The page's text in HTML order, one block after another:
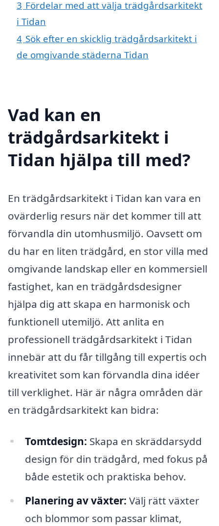
3 Fördelar med att välja trädgårdsarkitekt
i Tidan
4 Sök efter en skicklig trädgårdsarkitekt i
de omgivande städerna Tidan
Vad kan en
trädgårdsarkitekt i
Tidan hjälpa till med?
En trädgårdsarkitekt i Tidan kan vara en
ovärderlig resurs när det kommer till att
förvandla din utomhusmiljö. Oavsett om
du har en liten trädgård, en stor villa med
omgivande landskap eller en kommersiell
fastighet, kan en trädgårdsdesigner
hjälpa dig att skapa en harmonisk och
funktionell utemiljö. Att anlita en
professionell trädgårdsarkitekt i Tidan
innebär att du får tillgång till expertis och
kreativitet som kan förvandla dina idéer
till verklighet. Här är några områden där
en trädgårdsarkitekt kan bidra:
Tomtdesign: Skapa en skräddarsydd
design för din trädgård, med fokus på
både estetik och praktiska behov.
Planering av växter: Välj rätt växter
och blommor som passar klimat,